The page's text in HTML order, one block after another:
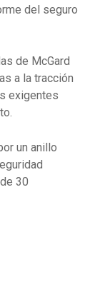
del seguro
de McGard
a la tracción
exigentes
un anillo
30